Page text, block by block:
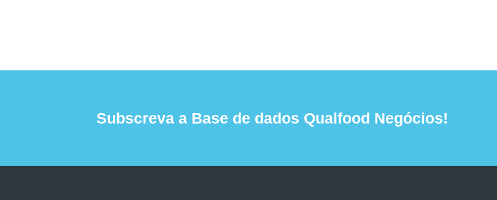
Subscreva a Base de dados Qualfood Negócios!